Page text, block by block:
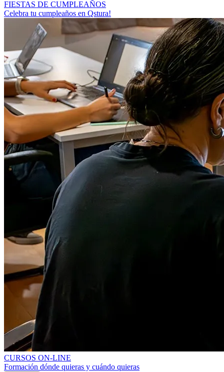
FIESTAS DE CUMPLEAÑOS
Celebra tu cumpleaños en Qstura!
CURSOS ON-LINE
Formación dónde quieras y cuándo quieras